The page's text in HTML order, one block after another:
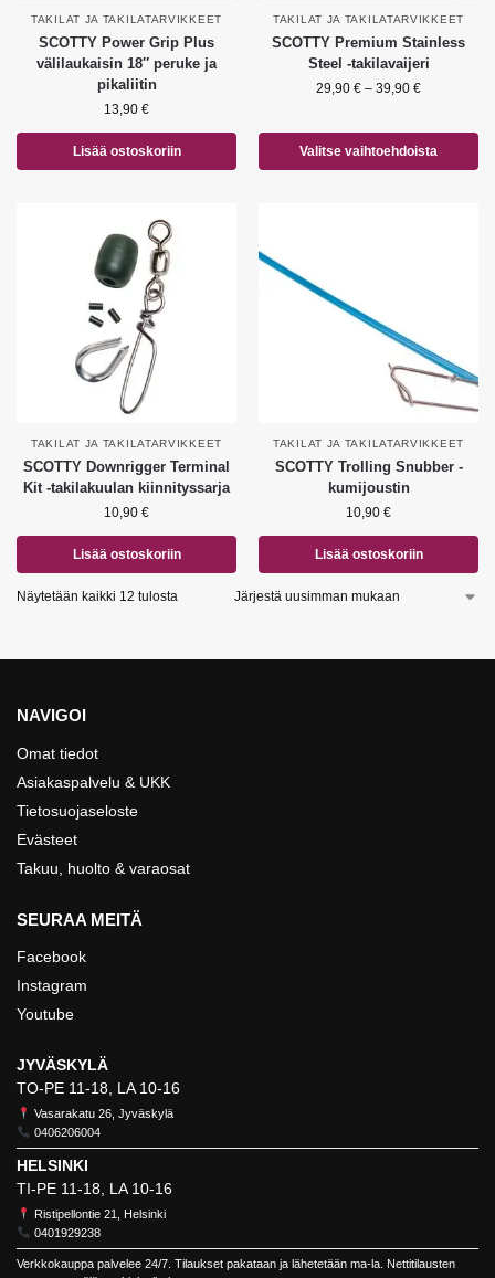
TAKILAT JA TAKILATARVIKKEET
SCOTTY Power Grip Plus
välilaukaisin 18″ peruke ja
pikaliitin
13,90 €
Lisää ostoskoriin
TAKILAT JA TAKILATARVIKKEET
SCOTTY Premium Stainless
Steel -takilavaijeri
29,90 € – 39,90 €
Valitse vaihtoehdoista
TAKILAT JA TAKILATARVIKKEET
SCOTTY Downrigger Terminal
Kit -takilakuulan kiinnityssarja
10,90 €
Lisää ostoskoriin
TAKILAT JA TAKILATARVIKKEET
SCOTTY Trolling Snubber -
kumijoustin
10,90 €
Lisää ostoskoriin
Näytetään kaikki 12 tulosta
NAVIGOI
Omat tiedot
Asiakaspalvelu & UKK
Tietosuojaseloste
Evästeet
Takuu, huolto & varaosat
SEURAA MEITÄ
Facebook
Instagram
Youtube
JYVÄSKYLÄ
TO-PE 11-18, LA 10-16
Vasarakatu 26, Jyväskylä
0406206004
HELSINKI
TI-PE 11-18, LA 10-16
Ristipellontie 21, Helsinki
0401929238
Verkkokauppa palvelee 24/7. Tilaukset pakataan ja lähetetään ma-la. Nettitilausten